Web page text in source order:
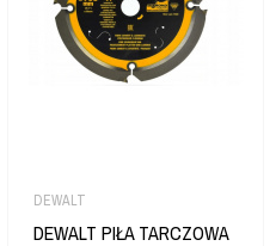
DEWALT
DEWALT PIŁA TARCZOWA